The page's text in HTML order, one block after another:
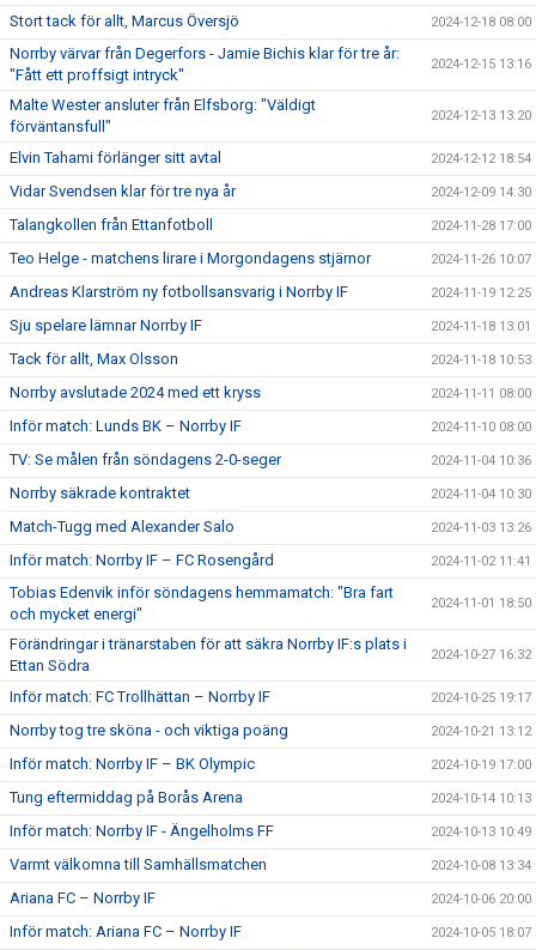
Stort tack för allt, Marcus Översjö 2024-12-18 08:00
Norrby värvar från Degerfors - Jamie Bichis klar för tre år:
"Fått ett proffsigt intryck"
2024-12-15 13:16
Malte Wester ansluter från Elfsborg: "Väldigt
förväntansfull"
2024-12-13 13:20
Elvin Tahami förlänger sitt avtal 2024-12-12 18:54
Vidar Svendsen klar för tre nya år 2024-12-09 14:30
Talangkollen från Ettanfotboll 2024-11-28 17:00
Teo Helge - matchens lirare i Morgondagens stjärnor 2024-11-26 10:07
Andreas Klarström ny fotbollsansvarig i Norrby IF 2024-11-19 12:25
Sju spelare lämnar Norrby IF 2024-11-18 13:01
Tack för allt, Max Olsson 2024-11-18 10:53
Norrby avslutade 2024 med ett kryss 2024-11-11 08:00
Inför match: Lunds BK – Norrby IF 2024-11-10 08:00
TV: Se målen från söndagens 2-0-seger 2024-11-04 10:36
Norrby säkrade kontraktet 2024-11-04 10:30
Match-Tugg med Alexander Salo 2024-11-03 13:26
Inför match: Norrby IF – FC Rosengård 2024-11-02 11:41
Tobias Edenvik inför söndagens hemmamatch: "Bra fart
och mycket energi"
2024-11-01 18:50
Förändringar i tränarstaben för att säkra Norrby IF:s plats i
Ettan Södra
2024-10-27 16:32
Inför match: FC Trollhättan – Norrby IF 2024-10-25 19:17
Norrby tog tre sköna - och viktiga poäng 2024-10-21 13:12
Inför match: Norrby IF – BK Olympic 2024-10-19 17:00
Tung eftermiddag på Borås Arena 2024-10-14 10:13
Inför match: Norrby IF - Ängelholms FF 2024-10-13 10:49
Varmt välkomna till Samhällsmatchen 2024-10-08 13:34
Ariana FC – Norrby IF 2024-10-06 20:00
Inför match: Ariana FC – Norrby IF 2024-10-05 18:07